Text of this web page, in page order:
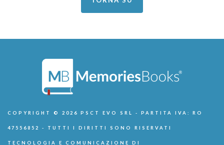
COPYRIGHT © 2026 PSCT EVO SRL - PARTITA IVA: RO
47556852 - TUTTI I DIRITTI SONO RISERVATI
TECNOLOGIA E COMUNICAZIONE DI